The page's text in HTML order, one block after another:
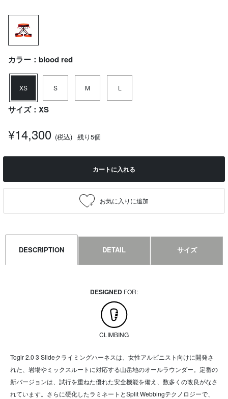
カラー：blood red
XS S M L
サイズ：XS
¥14,300 (税込) 残り5個
カートに入れる
DESCRIPTION DETAIL サイズ
DESIGNED FOR:
CLIMBING
Togir 2.0 3 Slideクライミングハーネスは、女性アルピニスト向けに開発さ
れた、岩場やミックスルートに対応する山岳地のオールラウンダー。定番の
新バージョンは、試行を重ねた優れた安全機能を備え、数多くの改良がなさ
れています。さらに硬化したラミネートとSplit Webbingテクノロジーで、